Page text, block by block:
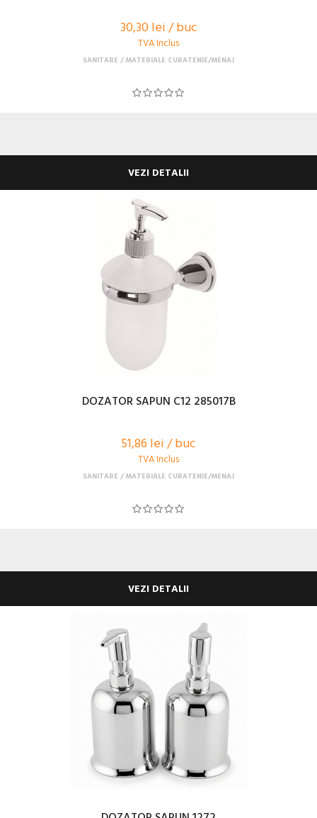
30,30 lei / buc
TVA Inclus
SANITARE MATERIALE CURATENIE/MENAJ
VEZI DETALII
DOZATOR SAPUN C12 285017B
51,86 lei / buc
TVA Inclus
SANITARE MATERIALE CURATENIE/MENAJ
VEZI DETALII